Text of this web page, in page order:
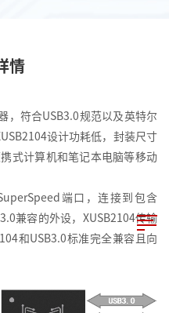
情
，符合USB3.0规范以及英特尔
设计功耗低，封装尺寸
式计算机和笔记本电脑等移动
端口，连接到包含
兼容的外设，XUSB2104传输
和USB3.0标准完全兼容且向